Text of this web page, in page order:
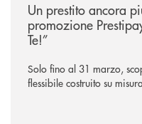
Un prestito ancora
promozione
Te!”
Solo fino al 31 marzo,
flessibile costruito su